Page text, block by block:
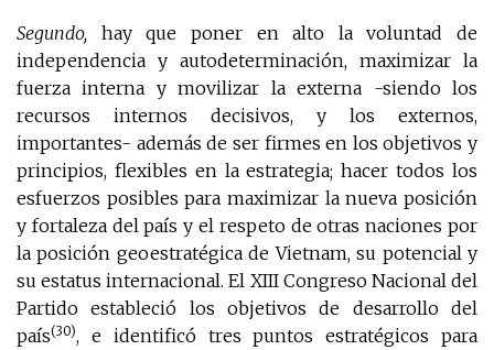
Segundo, hay que poner en alto la voluntad de
independencia y autodeterminación, maximizar la
fuerza interna y movilizar la externa -siendo los
recursos internos decisivos, y los externos,
importantes- además de ser firmes en los objetivos y
principios, flexibles en la estrategia; hacer todos los
esfuerzos posibles para maximizar la nueva posición
y fortaleza del país y el respeto de otras naciones por
la posición geoestratégica de Vietnam, su potencial y
su estatus internacional. El XIII Congreso Nacional del
Partido estableció los objetivos de desarrollo del
país(30), e identificó tres puntos estratégicos para